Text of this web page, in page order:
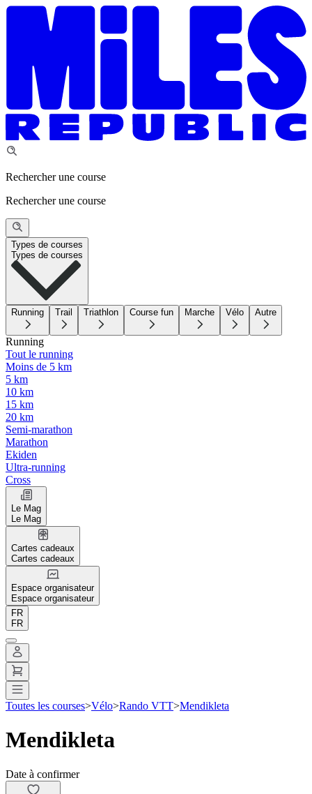
Rechercher une course
Rechercher une course
Types de courses
Types de courses
Running Trail Triathlon Course fun Marche Vélo Autre
Running
Tout le running
Moins de 5 km
5 km
10 km
15 km
20 km
Semi-marathon
Marathon
Ekiden
Ultra-running
Cross
Le Mag
Le Mag
Cartes cadeaux
Cartes cadeaux
Espace organisateur
Espace organisateur
FR
FR
Toutes les courses>Vélo>Rando VTT>Mendikleta
Mendikleta
Date à confirmer